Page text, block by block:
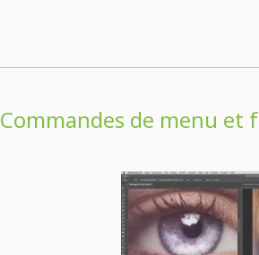
Commandes de menu et